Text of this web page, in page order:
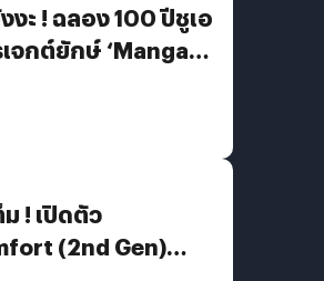
งะ ! ฉลอง 100 ปีชูเอ
จกต์ยักษ์ ‘Manga
ย
! เปิดตัว
(2nd Gen)